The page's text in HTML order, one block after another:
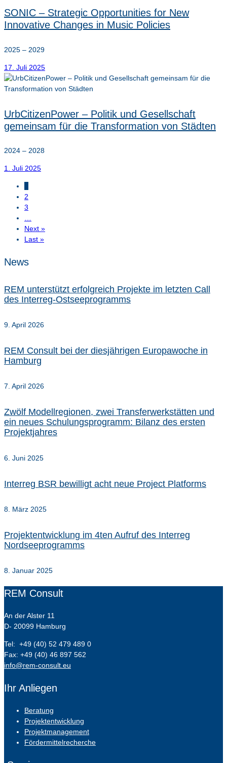
SONIC – Strategic Opportunities for New
Innovative Changes in Music Policies
2025 – 2029
17. Juli 2025
UrbCitizenPower – Politik und Gesellschaft
gemeinsam für die Transformation von Städten
2024 – 2028
1. Juli 2025
2
3
…
Next »
Last »
News
REM unterstützt erfolgreich Projekte im letzten Call
des Interreg-Ostseeprogramms
9. April 2026
REM Consult bei der diesjährigen Europawoche in
Hamburg
7. April 2026
Zwölf Modellregionen, zwei Transferwerkstätten und
ein neues Schulungsprogramm: Bilanz des ersten
Projektjahres
6. Juni 2025
Interreg BSR bewilligt acht neue Project Platforms
8. März 2025
Projektentwicklung im 4ten Aufruf des Interreg
Nordseeprogramms
8. Januar 2025
REM Consult
An der Alster 11
D- 20099 Hamburg
Tel: +49 (40) 52 479 489 0
Fax: +49 (40) 46 897 562
info@rem-consult.eu
Ihr Anliegen
Beratung
Projektentwicklung
Projektmanagement
Fördermittelrecherche